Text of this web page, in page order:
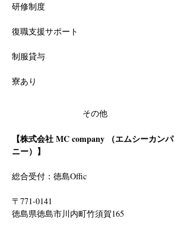
研修制度
復職支援サポート
制服貸与
寮あり
その他
【株式会社 MC company （エムシーカンパ
ニー）】
総合受付：徳島Offic
〒771-0141
徳島県徳島市川内町竹須賀165